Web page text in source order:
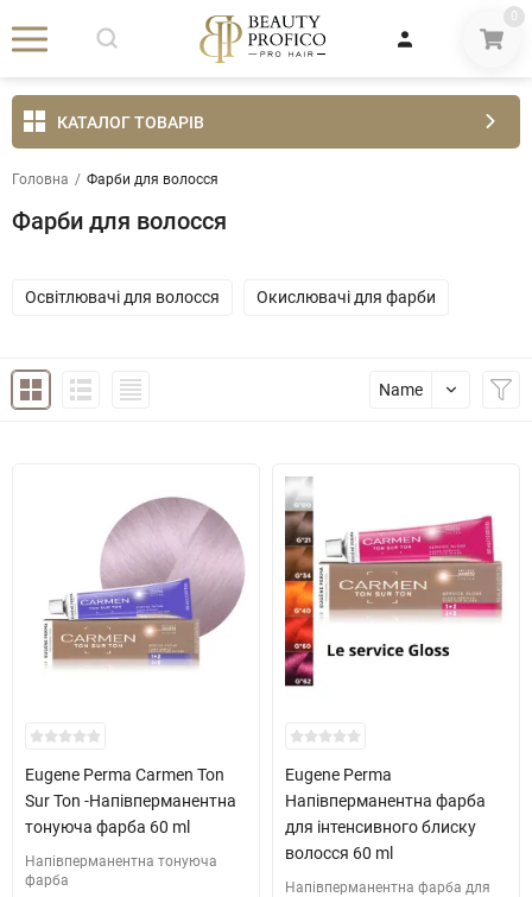
0
КАТАЛОГ ТОВАРІВ
Головна / Фарби для волосся
Фарби для волосся
Освітлювачі для волосся Окислювачі для фарби
Name
Eugene Perma Carmen Ton
Sur Ton -Напівперманентна
тонуюча фарба 60 ml
Напівперманентна тонуюча
фарба
Eugene Perma
Напівперманентна фарба
для інтенсивного блиску
волосся 60 ml
Напівперманентна фарба для